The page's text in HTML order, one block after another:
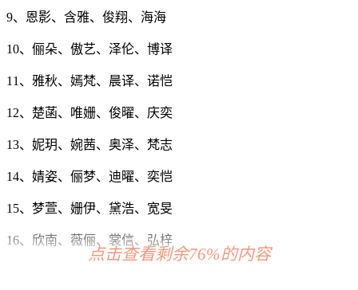
9、恩影、含雅、俊翔、海海
10、俪朵、傲艺、泽伦、博译
11、雅秋、嫣梵、晨译、诺恺
12、楚菡、唯姗、俊曜、庆奕
13、妮玥、婉茜、奥泽、梵志
14、婧姿、俪梦、迪曜、奕恺
15、梦萱、姗伊、黛浩、宽旻
16、欣南、薇俪、裳信、弘梓
点击查看剩余76%的内容